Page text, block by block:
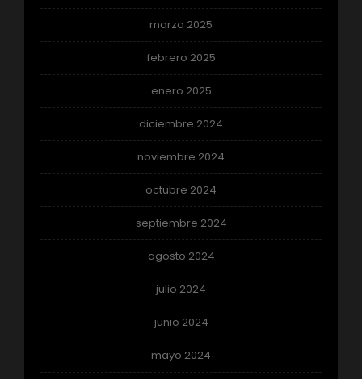
marzo 2025
febrero 2025
enero 2025
diciembre 2024
noviembre 2024
octubre 2024
septiembre 2024
agosto 2024
julio 2024
junio 2024
mayo 2024